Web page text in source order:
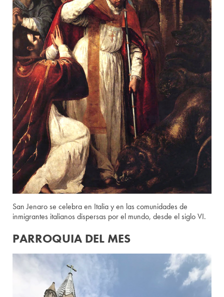
San Jenaro se celebra en Italia y en las comunidades de
inmigrantes italianos dispersas por el mundo, desde el siglo VI.
PARROQUIA DEL MES